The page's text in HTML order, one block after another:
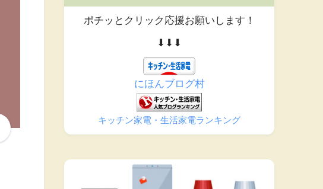
ポチッとクリック応援お願いします！
⬇︎⬇︎⬇︎
にほんブログ村
キッチン家電・生活家電ランキング